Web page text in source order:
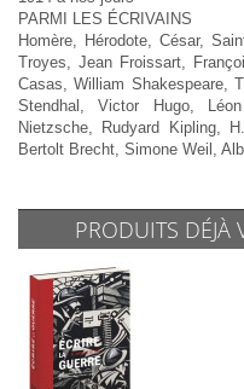
PARMI LES ÉCRIVAINS
Homère, Hérodote, César,
Troyes, Jean Froissart,
Casas, William Shakespeare,
Stendhal, Victor Hugo,
Nietzsche, Rudyard Kipling,
Bertolt Brecht, Simone Weil,
PRODUITS DÉJÀ